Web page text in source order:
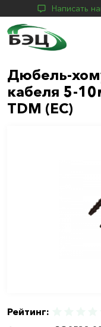
Написать
Дюбель-
кабеля 5-
TDM (ЕС)
Рейтинг: